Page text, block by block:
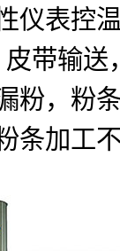
仪表控
带输送
粉，粉
条加工